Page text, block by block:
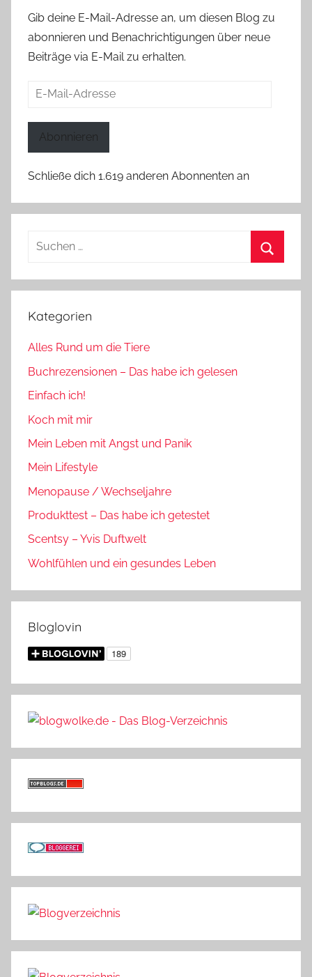
Gib deine E-Mail-Adresse an, um diesen Blog zu
abonnieren und Benachrichtigungen über neue
Beiträge via E-Mail zu erhalten.
E-
Abonnieren
Schließe dich 1.619 anderen Abonnenten an
Suchen
Kategorien
Alles Rund um die Tiere
Buchrezensionen – Das habe ich gelesen
Einfach ich!
Koch mit mir
Mein Leben mit Angst und Panik
Mein Lifestyle
Menopause / Wechseljahre
Produkttest – Das habe ich getestet
Scentsy – Yvis Duftwelt
Wohlfühlen und ein gesundes Leben
Bloglovin